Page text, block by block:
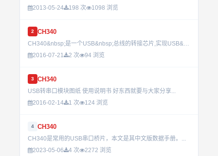
2013-05-24
198 次 1098 浏览
2 CH340
CH340&nbsp;是一个USB&nbsp;总线的转接芯片,实现USB&nbsp;转串口、USB&nbsp;转IrDA&nbsp;红外或者USB&nbsp;转打印口。&nbsp;&nbsp;&nbs...
2016-07-21
2 次 94 浏览
3 CH340
USB转串口模块图纸 使用说明书 好东西就要与大家分享...
2016-02-14
1 次 124 浏览
4 CH340
CH340是常用的USB串口桥片，本文是其中文版数据手册。...
2023-05-06
4 次 2272 浏览